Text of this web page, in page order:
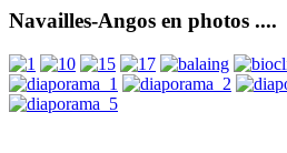
Navailles-Angos en photos ....